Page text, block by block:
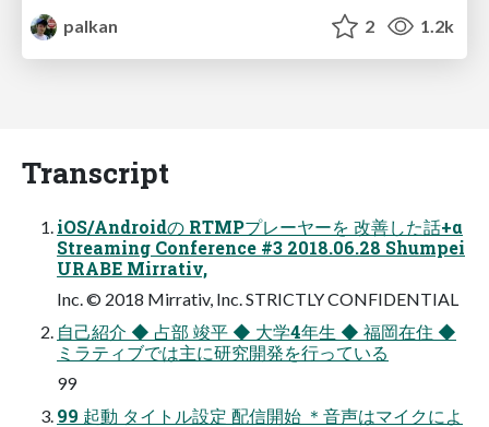
palkan
2 1.2k
Transcript
iOS/Androidの RTMPプレーヤーを 改善した話+α
Streaming Conference #3 2018.06.28 Shumpei
URABE Mirrativ,
Inc. © 2018 Mirrativ, Inc. STRICTLY CONFIDENTIAL
自己紹介 ◆ 占部 竣平 ◆ 大学4年生 ◆ 福岡在住 ◆
ミラティブでは主に研究開発を行っている
99
99 起動 タイトル設定 配信開始 ＊音声はマイクによ